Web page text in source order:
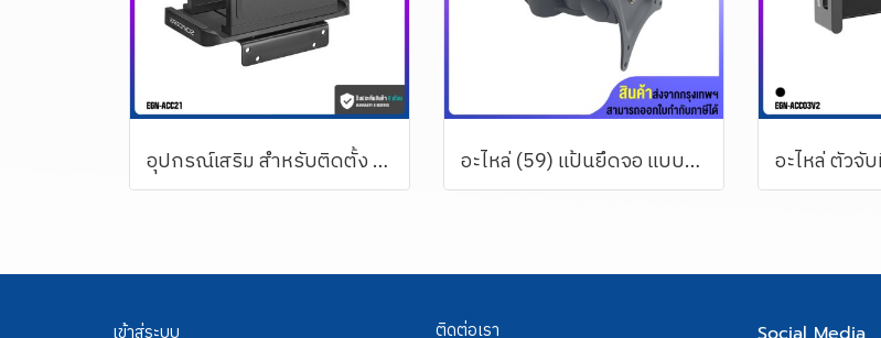
อุปกรณ์เสริม สำหรับติดตั้ง Mini PC เข้ากับจอ หรือขาตั้งจอฯ ERGONOZ รุ่น 2-in-1 Multifunctional holder อะไหล่ (59) แป้นยึดจอ แบบติดกับเสา (รองรับ 15 กิโลกรัม)
ติดต่อเรา